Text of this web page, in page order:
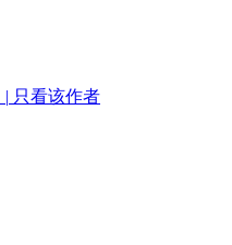
| 只看该作者